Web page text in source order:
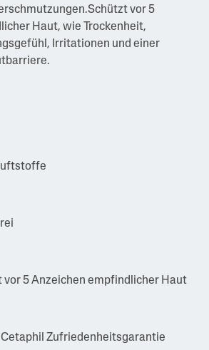
vor 5
Haut, wie Trockenheit,
Irritationen und einer
vor 5 Anzeichen empfindlicher Haut
Cetaphil Zufriedenheitsgarantie